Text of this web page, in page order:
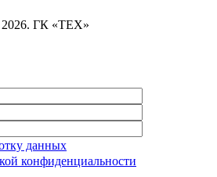
ГК «ТЕХ»
данных
конфиденциальности